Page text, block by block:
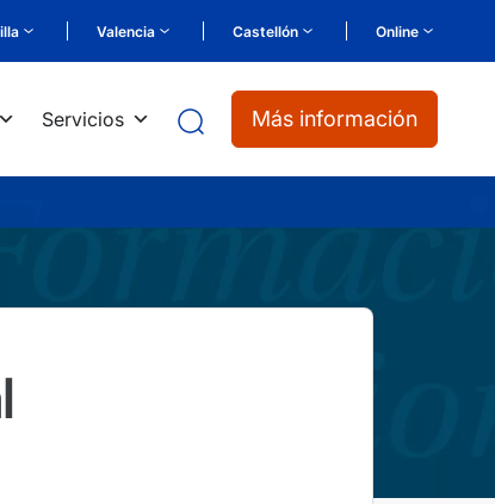
Valencia Castellón Online
Servicios Más información